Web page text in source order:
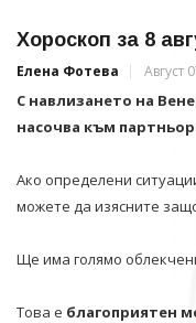
Хороскоп за 8
Елена Фотева Август
С навлизането на
насочва към
Ако определени
можете да изясните
Ще има голямо
Това е благоприятен